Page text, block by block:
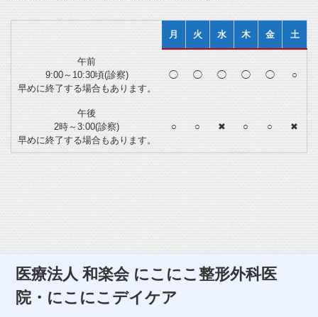
月 火 水 木 金 土
午前
9:00～10:30頃(診察)
早めに終了する場合もあります。
◯ ◯ ◯ ◯ ◯ ○
午後
2時～3:00(診察)
早めに終了する場合もあります。
○ ○ ✖ ○ ○ ✖
医療法人 和楽会 にこにこ整形外科医
院・にこにこデイケア